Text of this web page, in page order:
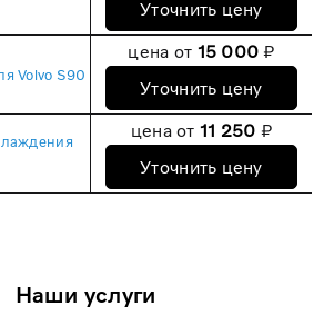
Уточнить цену
Volvo S90
цена от 15 000 ₽
Уточнить цену
цена от 11 250 ₽
Уточнить цену
Наши услуги